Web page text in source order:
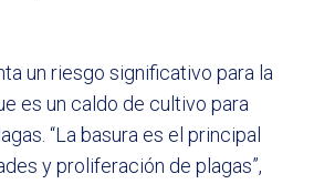
un riesgo significativo para la
es un caldo de cultivo para
“La basura es el principal
y proliferación de plagas”,